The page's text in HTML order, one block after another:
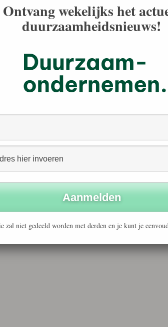
Ontvang wekelijks het
duurzaamheidsnieuws!
zal niet gedeeld worden met derden en je kunt je